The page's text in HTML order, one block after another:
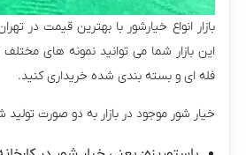
بازار انواع خیارشور با بهترین قیمت در
این بازار شما می توانید نمونه های
فله ای و بسته بندی شده خریداری کنید.
خیار شور موجود در بازار به دو صورت